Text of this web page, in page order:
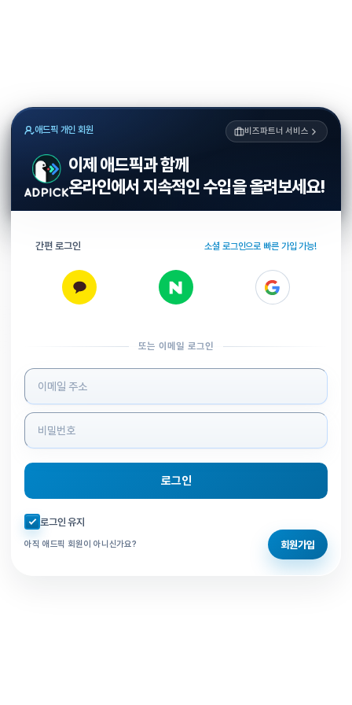
애드픽 개인 회원 비즈파트너 서비스
이제 애드픽과 함께
온라인에서 지속적인 수입을 올려보세요!
간편 로그인 소셜 로그인으로 빠른 가입 가능!
또는 이메일 로그인
로그인 정보 입력
로그인
자동로그인 체크
로그인 유지
아직 애드픽 회원이 아니신가요? 회원가입